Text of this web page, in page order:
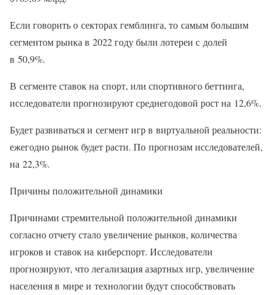
Если говорить о секторах гемблинга, то самым большим
сегментом рынка в 2022 году были лотереи с долей
в 50,9%.
В сегменте ставок на спорт, или спортивного беттинга,
исследователи прогнозируют среднегодовой рост на 12,6%.
Будет развиваться и сегмент игр в виртуальной реальности:
ежегодно рынок будет расти. По прогнозам исследователей,
на 22,3%.
Причины положительной динамики
Причинами стремительной положительной динамики
согласно отчету стало увеличение рынков, количества
игроков и ставок на киберспорт. Исследователи
прогнозируют, что легализация азартных игр, увеличение
населения в мире и технологии будут способствовать